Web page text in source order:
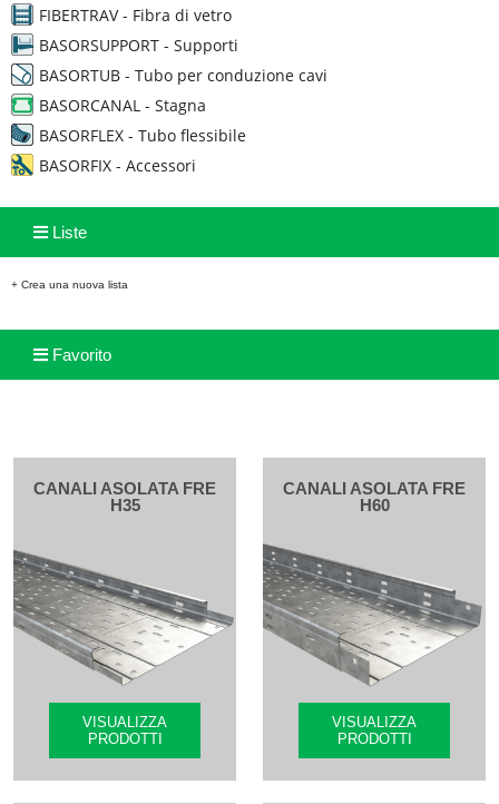
FIBERTRAV - Fibra di vetro
BASORSUPPORT - Supporti
BASORTUB - Tubo per conduzione cavi
BASORCANAL - Stagna
BASORFLEX - Tubo flessibile
BASORFIX - Accessori
Liste
+ Crea una nuova lista
Favorito
CANALI ASOLATA FRE
H35
VISUALIZZA
PRODOTTI
CANALI ASOLATA FRE
H60
VISUALIZZA
PRODOTTI